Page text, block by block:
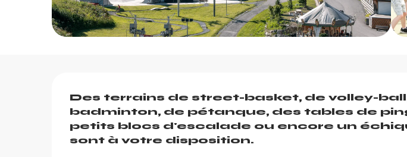
Des terrains de street-basket, de volley-
badminton, de pétanque, des tables de
petits blocs d'escalade ou encore un
sont à votre disposition.